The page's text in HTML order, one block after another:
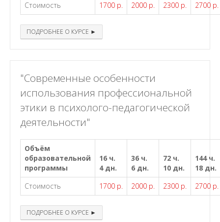
Стоимость
1700 р. 2000 р. 2300 р. 2700 р.
ПОДРОБНЕЕ О КУРСЕ ►
"Современные особенности
использования профессиональной
этики в психолого-педагогической
деятельности"
Объём
образовательной
программы
16 ч.
4 дн.
36 ч.
6 дн.
72 ч.
10 дн.
144 ч.
18 дн.
Стоимость
1700 р. 2000 р. 2300 р. 2700 р.
ПОДРОБНЕЕ О КУРСЕ ►